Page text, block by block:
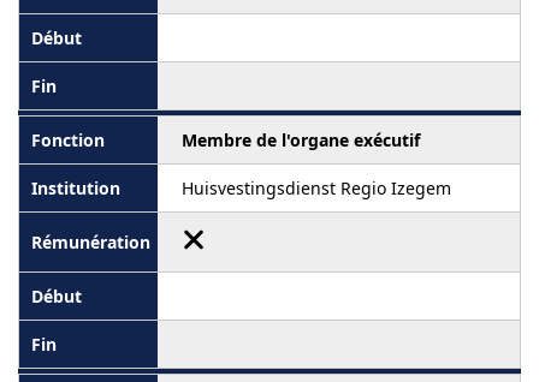
Membre de l'organe exécutif
Huisvestingsdienst Regio Izegem